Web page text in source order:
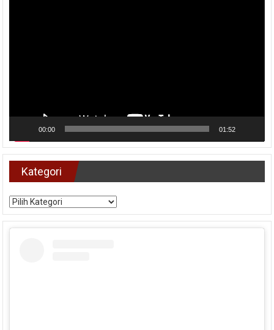
00:00 01:52
Kategori
Kategori